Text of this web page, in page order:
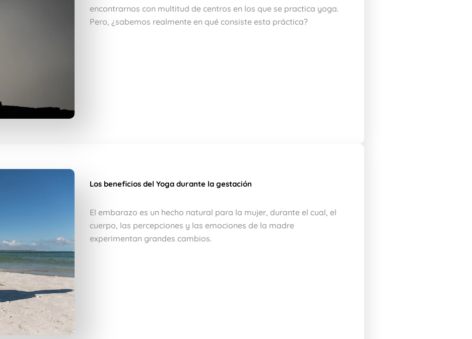
encontrarnos con multitud de centros en los que se practica yoga.
Pero, ¿sabemos realmente en qué consiste esta práctica?
Los beneficios del Yoga durante la gestación
El embarazo es un hecho natural para la mujer, durante el cual, el
cuerpo, las percepciones y las emociones de la madre
experimentan grandes cambios.